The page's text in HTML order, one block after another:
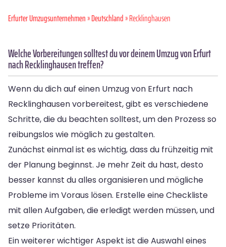
Erfurter Umzugsunternehmen»Deutschland» Recklinghausen
Welche Vorbereitungen solltest du vor deinem Umzug von Erfurt
nach Recklinghausen treffen?
Wenn du dich auf einen Umzug von Erfurt nach
Recklinghausen vorbereitest, gibt es verschiedene
Schritte, die du beachten solltest, um den Prozess so
reibungslos wie möglich zu gestalten.
Zunächst einmal ist es wichtig, dass du frühzeitig mit
der Planung beginnst. Je mehr Zeit du hast, desto
besser kannst du alles organisieren und mögliche
Probleme im Voraus lösen. Erstelle eine Checkliste
mit allen Aufgaben, die erledigt werden müssen, und
setze Prioritäten.
Ein weiterer wichtiger Aspekt ist die Auswahl eines